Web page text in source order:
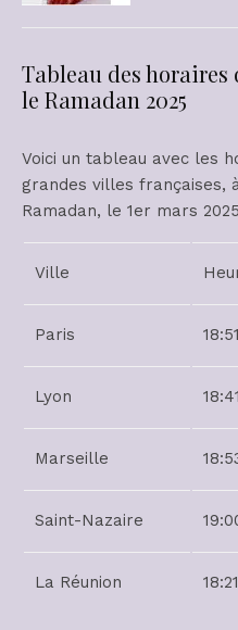
Tableau des horaires
le Ramadan 2025
Voici un tableau avec les
grandes villes françaises,
Ramadan, le 1er mars
Ville
Paris 18:51
Lyon 18:41
Marseille
Saint-Nazaire
La Réunion 18:21